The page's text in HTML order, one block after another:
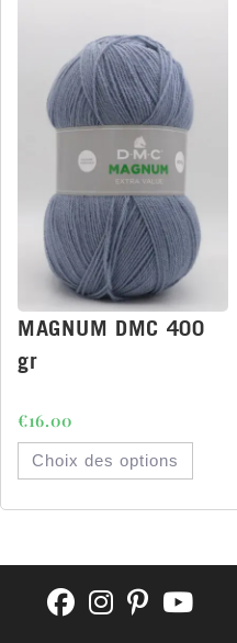
MAGNUM DMC 400
gr
€16.00
Choix des options